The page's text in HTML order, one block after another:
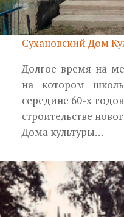
Сухановский Дом
Долгое время на
на котором
середине 60-х
строительстве
Дома культуры…